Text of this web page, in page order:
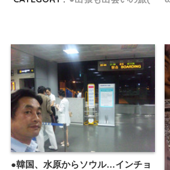
●韓国、水原からソウル…インチョ